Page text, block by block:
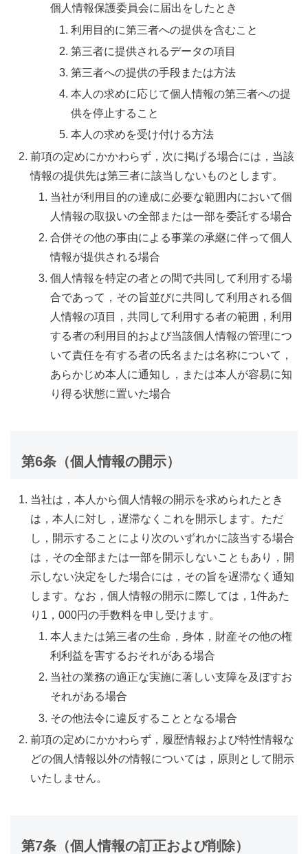
個人情報保護委員会に届出をしたとき
利用目的に第三者への提供を含むこと
第三者に提供されるデータの項目
第三者への提供の手段または方法
本人の求めに応じて個人情報の第三者への提
供を停止すること
本人の求めを受け付ける方法
前項の定めにかかわらず，次に掲げる場合には，当該
情報の提供先は第三者に該当しないものとします。
当社が利用目的の達成に必要な範囲内において個
人情報の取扱いの全部または一部を委託する場合
合併その他の事由による事業の承継に伴って個人
情報が提供される場合
個人情報を特定の者との間で共同して利用する場
合であって，その旨並びに共同して利用される個
人情報の項目，共同して利用する者の範囲，利用
する者の利用目的および当該個人情報の管理につ
いて責任を有する者の氏名または名称について，
あらかじめ本人に通知し，または本人が容易に知
り得る状態に置いた場合
第6条（個人情報の開示）
当社は，本人から個人情報の開示を求められたとき
は，本人に対し，遅滞なくこれを開示します。ただ
し，開示することにより次のいずれかに該当する場合
は，その全部または一部を開示しないこともあり，開
示しない決定をした場合には，その旨を遅滞なく通知
します。なお，個人情報の開示に際しては，1件あた
り1，000円の手数料を申し受けます。
本人または第三者の生命，身体，財産その他の権
利利益を害するおそれがある場合
当社の業務の適正な実施に著しい支障を及ぼすお
それがある場合
その他法令に違反することとなる場合
前項の定めにかかわらず，履歴情報および特性情報な
どの個人情報以外の情報については，原則として開示
いたしません。
第7条（個人情報の訂正および削除）